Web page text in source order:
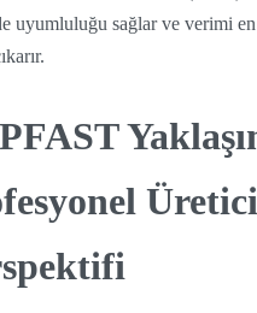
uyumluluğu sağlar ve verimi
Üretici